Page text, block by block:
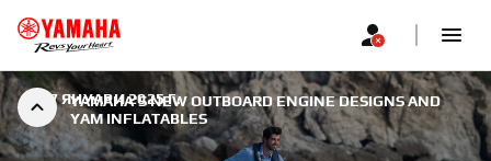
YAMAHA'S NEW OUTBOARD ENGINE DESIGNS AND
YAM INFLATABLES
17 ЯНУАРИ 2025 Г.